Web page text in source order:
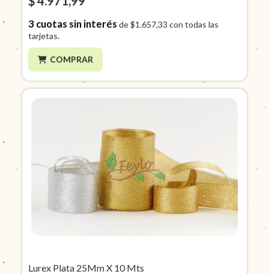
3cuotas sin interés de$1.657,33 con todas las
tarjetas.
COMPRAR
Lurex Plata 25Mm X 10 Mts